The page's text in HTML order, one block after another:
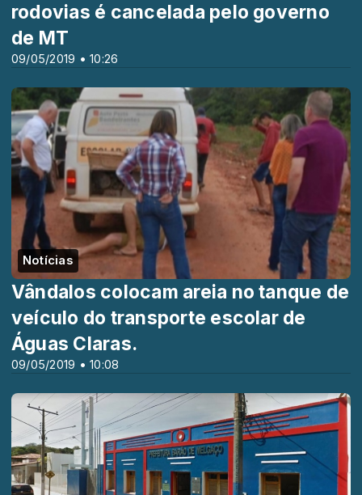
09/05/2019 • 10:26
rodovias é cancelada pelo governo
de MT
Notícias
09/05/2019 • 10:08
Vândalos colocam areia no tanque de
veículo do transporte escolar de
Águas Claras.